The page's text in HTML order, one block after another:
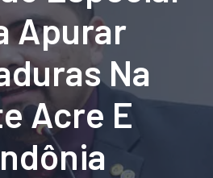
Apurar
Na
Acre E